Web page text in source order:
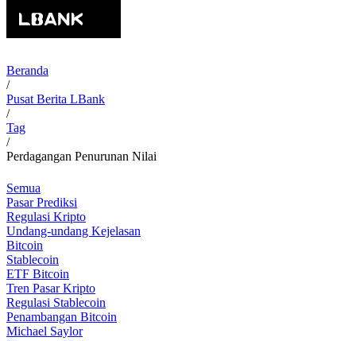
Beranda
/
Pusat Berita LBank
/
Tag
/
Perdagangan Penurunan Nilai
Semua
Pasar Prediksi
Regulasi Kripto
Undang-undang Kejelasan
Bitcoin
Stablecoin
ETF Bitcoin
Tren Pasar Kripto
Regulasi Stablecoin
Penambangan Bitcoin
Michael Saylor